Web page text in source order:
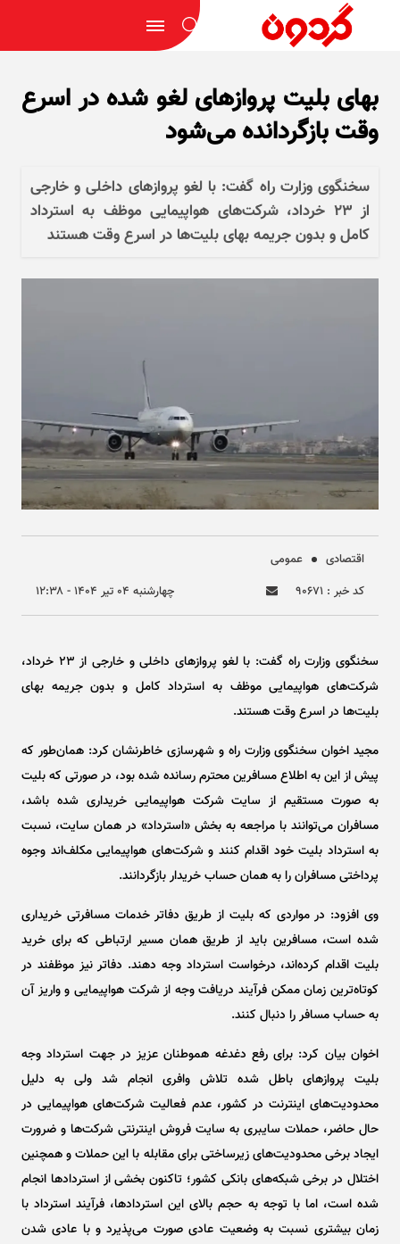
بهای بلیت پرواز‌های لغو شده در اسرع
وقت بازگردانده می‌شود
سخنگوی وزارت راه گفت: با لغو پروازهای داخلی و خارجی
از ۲۳ خرداد، شرکت‌های هواپیمایی موظف به استرداد
کامل و بدون جریمه بهای بلیت‌ها در اسرع وقت هستند
اقتصادی
عمومی
کد خبر : ۹۰۶۷۱
چهارشنبه ۰۴ تير ۱۴۰۴ - ۱۲:۳۸
سخنگوی وزارت راه گفت: با لغو پرواز‌های داخلی و خارجی از ۲۳ خرداد،
شرکت‌های هواپیمایی موظف به استرداد کامل و بدون جریمه بهای
بلیت‌ها در اسرع وقت هستند.
مجید اخوان سخنگوی وزارت راه و شهرسازی خاطرنشان کرد: همان‌طور که
پیش از این به اطلاع مسافرین محترم رسانده شده بود، در صورتی که بلیت
به صورت مستقیم از سایت شرکت هواپیمایی خریداری شده باشد،
مسافران می‌توانند با مراجعه به بخش «استرداد» در همان سایت، نسبت
به استرداد بلیت خود اقدام کنند و شرکت‌های هواپیمایی مکلف‌اند وجوه
پرداختی مسافران را به همان حساب خریدار بازگردانند.
وی افزود: در مواردی که بلیت از طریق دفاتر خدمات مسافرتی خریداری
شده است، مسافرین باید از طریق همان مسیر ارتباطی که برای خرید
بلیت اقدام کرده‌اند، درخواست استرداد وجه دهند. دفاتر نیز موظفند در
کوتاه‌ترین زمان ممکن فرآیند دریافت وجه از شرکت هواپیمایی و واریز آن
به حساب مسافر را دنبال کنند.
اخوان بیان کرد: برای رفع دغدغه هموطنان عزیز در جهت استرداد وجه
بلیت پرواز‌های باطل شده تلاش وافری انجام شد ولی به دلیل
محدودیت‌های اینترنت در کشور، عدم فعالیت شرکت‌های هواپیمایی در
حال حاضر، حملات سایبری به سایت فروش اینترنتی شرکت‌ها و ضرورت
ایجاد برخی محدودیت‌های زیرساختی برای مقابله با این حملات و همچنین
اختلال در برخی شبکه‌های بانکی کشور؛ تاکنون بخشی از استرداد‌ها انجام
شده است، اما با توجه به حجم بالای این استردادها، فرآیند استرداد با
زمان بیشتری نسبت به وضعیت عادی صورت می‌پذیرد و با عادی شدن